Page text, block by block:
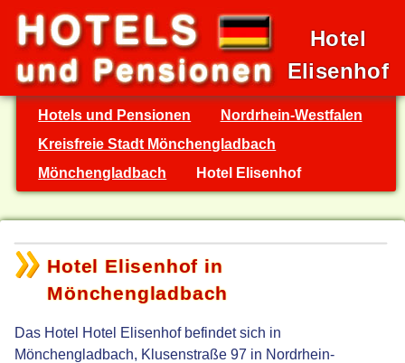
Hotel
Elisenhof
Hotels und Pensionen
Nordrhein-Westfalen
Kreisfreie Stadt Mönchengladbach
Mönchengladbach
Hotel Elisenhof
Hotel Elisenhof in
Mönchengladbach
Das Hotel Hotel Elisenhof befindet sich in
Mönchengladbach, Klusenstraße 97 in Nordrhein-